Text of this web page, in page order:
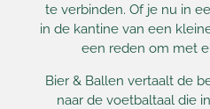
te verbinden. Of je nu in
in de kantine van een
een reden om met
Bier & Ballen vertaalt de
naar de voetbaltaal die